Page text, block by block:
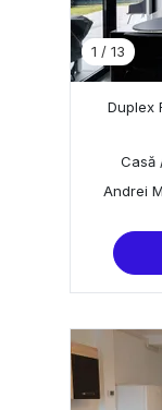
1 / 13
Duplex
Casă
Andrei